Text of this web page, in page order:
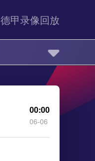
德甲录像回放
00:00
06-06